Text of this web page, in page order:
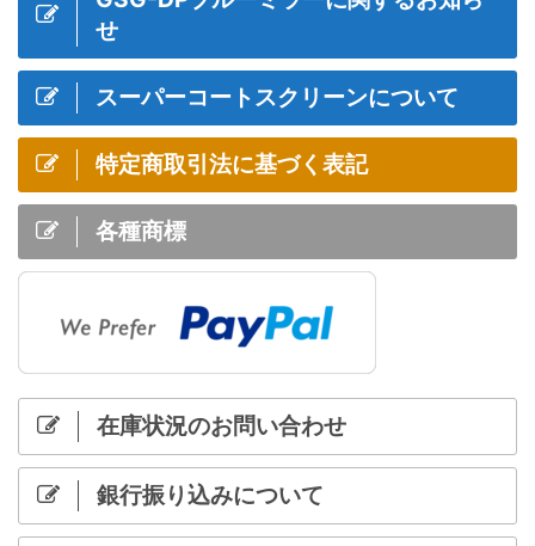
せ
スーパーコートスクリーンについて
特定商取引法に基づく表記
各種商標
在庫状況のお問い合わせ
銀行振り込みについて